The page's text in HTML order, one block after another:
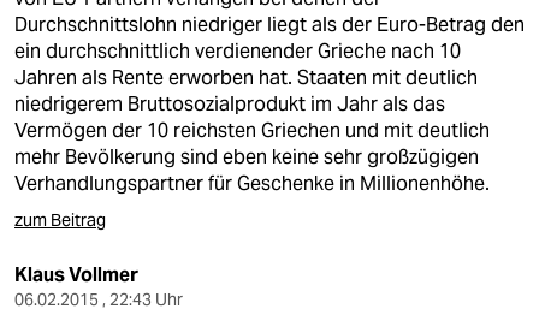
Durchschnittslohn niedriger liegt als der Euro-Betrag den
ein durchschnittlich verdienender Grieche nach 10
Jahren als Rente erworben hat. Staaten mit deutlich
niedrigerem Bruttosozialprodukt im Jahr als das
Vermögen der 10 reichsten Griechen und mit deutlich
mehr Bevölkerung sind eben keine sehr großzügigen
Verhandlungspartner für Geschenke in Millionenhöhe.
zum Beitrag
Klaus Vollmer
06.02.2015 , 22:43 Uhr